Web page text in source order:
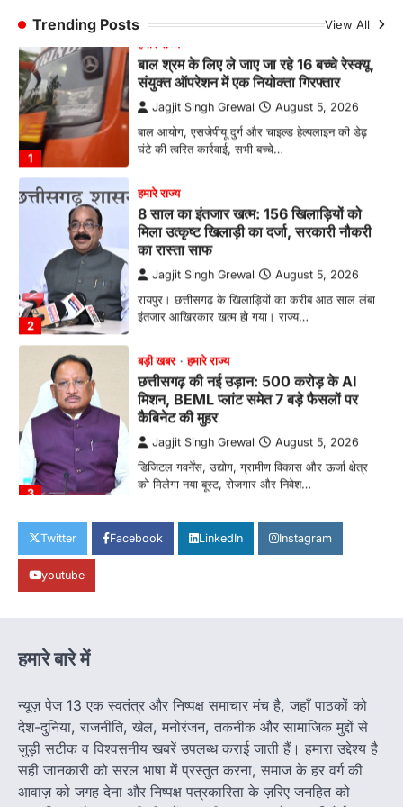
Trending Posts View All
1
घंटे की त्वरित कार्रवाई, सभी बच्चे…
हमारे राज्य
8 साल का इंतजार खत्म: 156 खिलाड़ियों को
मिला उत्कृष्ट खिलाड़ी का दर्जा, सरकारी नौकरी
का रास्ता साफ
रायपुर। छत्तीसगढ़ के खिलाड़ियों का करीब आठ साल लंबा
इंतजार आखिरकार खत्म हो गया। राज्य…
बड़ी खबर हमारे राज्य
छत्तीसगढ़ की नई उड़ान: 500 करोड़ के AI
मिशन, BEML प्लांट समेत 7 बड़े फैसलों पर
कैबिनेट की मुहर
डिजिटल गवर्नेंस, उद्योग, ग्रामीण विकास और ऊर्जा क्षेत्र
को मिलेगा नया बूस्ट, रोजगार और निवेश…
हमारे राज्य
राजधानी की सुरक्षा व्यवस्था मजबूत करने सांसद
बृजमोहन अग्रवाल ने सीएम को लिखा पत्र
कमिश्नरेट के पुनर्गठन, 660 रिक्त पद भरने और 500
अतिरिक्त पुलिसकर्मियों की तैनाती की मांग…
1
संयुक्त ऑपरेशन में एक नियोक्ता गिरफ्तार
हमारे राज्य
8 साल का इंतजार खत्म: 156 खिलाड़ियों को
मिला उत्कृष्ट खिलाड़ी का दर्जा, सरकारी नौकरी
का रास्ता साफ
Twitter Facebook LinkedIn Instagram
youtube
हमारे बारे में
न्यूज़ पेज 13 एक स्वतंत्र और निष्पक्ष समाचार मंच है, जहाँ पाठकों को
देश-दुनिया, राजनीति, खेल, मनोरंजन, तकनीक और सामाजिक मुद्दों से
जुड़ी सटीक व विश्वसनीय खबरें उपलब्ध कराई जाती हैं। हमारा उद्देश्य है
सही जानकारी को सरल भाषा में प्रस्तुत करना, समाज के हर वर्ग की
आवाज़ को जगह देना और निष्पक्ष पत्रकारिता के ज़रिए जनहित को